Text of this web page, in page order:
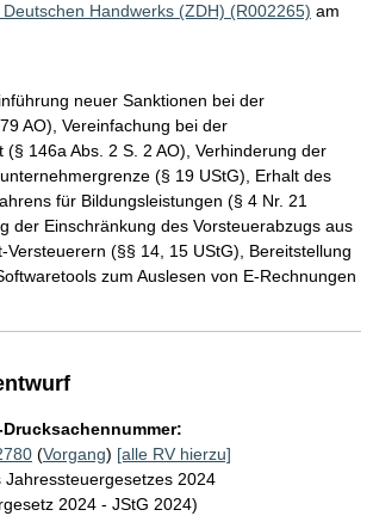
Handwerks (ZDH) (R002265) am
neuer Sanktionen bei der
AO), Vereinfachung bei der
(§ 146a Abs. 2 S. 2 AO), Verhinderung der
(§ 19 UStG), Erhalt des
für Bildungsleistungen (§ 4 Nr. 21
der Einschränkung des Vorsteuerabzugs aus
Versteuerern (§§ 14, 15 UStG), Bereitstellung
zum Auslesen von E-Rechnungen
(Vorgang) [alle RV hierzu]
Jahressteuergesetzes 2024
2024 - JStG 2024)